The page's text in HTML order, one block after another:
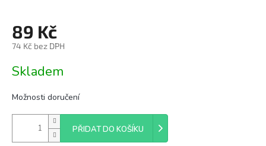
89 Kč
74 Kč bez DPH
cena:
Skladem
Možnosti doručení
PŘIDAT DO KOŠÍKU